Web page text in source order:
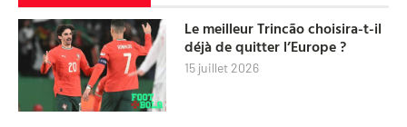
Le meilleur Trincão choisira-t-il
déjà de quitter l’Europe ?
15 juillet 2026